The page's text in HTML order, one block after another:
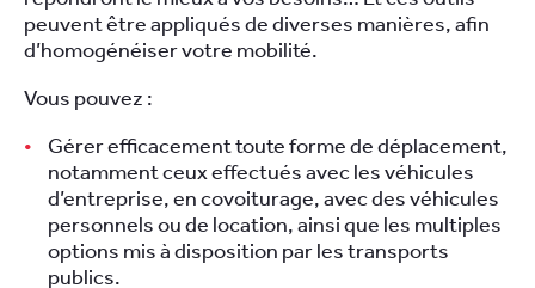
peuvent être appliqués de diverses manières, afin
d’homogénéiser votre mobilité.
Vous pouvez :
Gérer efficacement toute forme de déplacement,
notamment ceux effectués avec les véhicules
d’entreprise, en covoiturage, avec des véhicules
personnels ou de location, ainsi que les multiples
options mis à disposition par les transports
publics.